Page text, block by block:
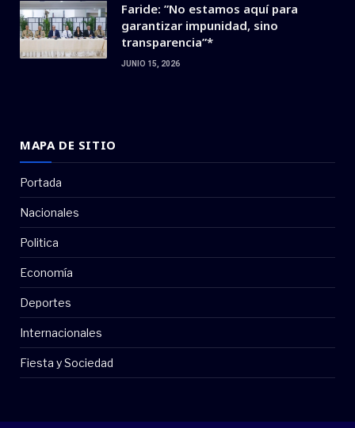
Faride: ”No estamos aquí para
garantizar impunidad, sino
transparencia”*
JUNIO 15, 2026
MAPA DE SITIO
Portada
Nacionales
Politica
Economía
Deportes
Internacionales
Fiesta y Sociedad